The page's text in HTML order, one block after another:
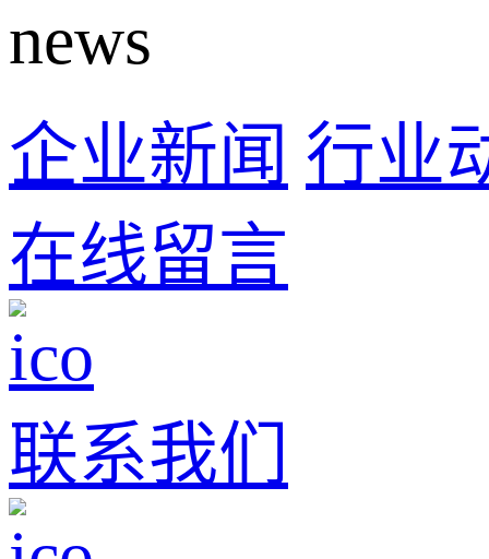
news
企业新闻 行业
在线留言
联系我们